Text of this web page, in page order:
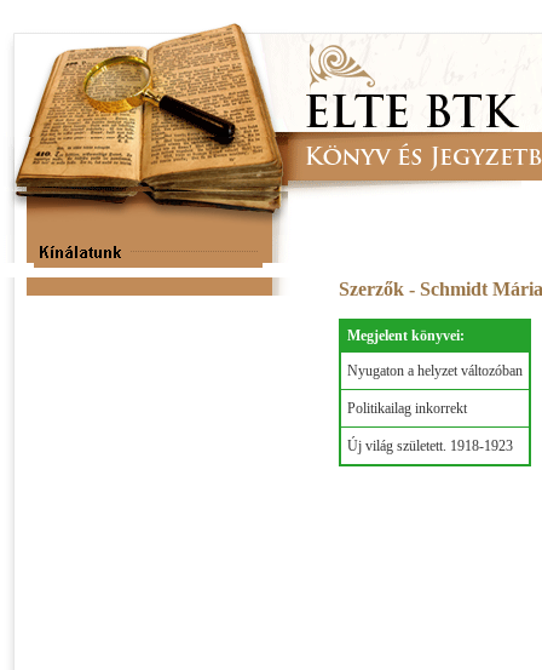
Szerzők - Schmidt
Megjelent könyvei:
Nyugaton a helyzet változóban
Politikailag inkorrekt
Új világ született. 1918-1923